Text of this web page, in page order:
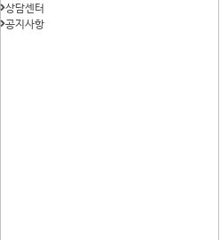
상담센터
공지사항